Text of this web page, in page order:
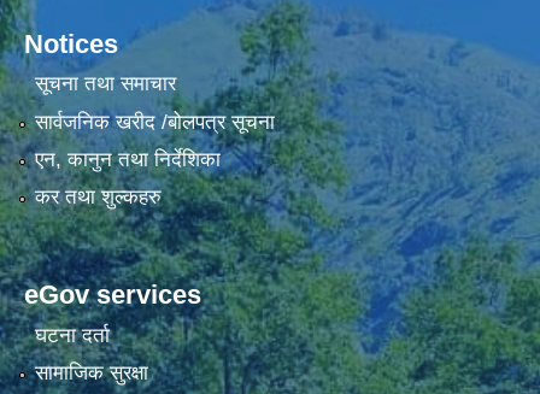
Notices
सूचना तथा समाचार
सार्वजनिक खरीद /बोलपत्र सूचना
एन, कानुन तथा निर्देशिका
कर तथा शुल्कहरु
eGov services
घटना दर्ता
सामाजिक सुरक्षा